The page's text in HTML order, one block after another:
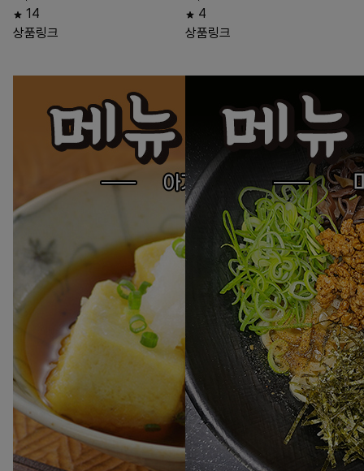
14
상품링크
4
상품링크